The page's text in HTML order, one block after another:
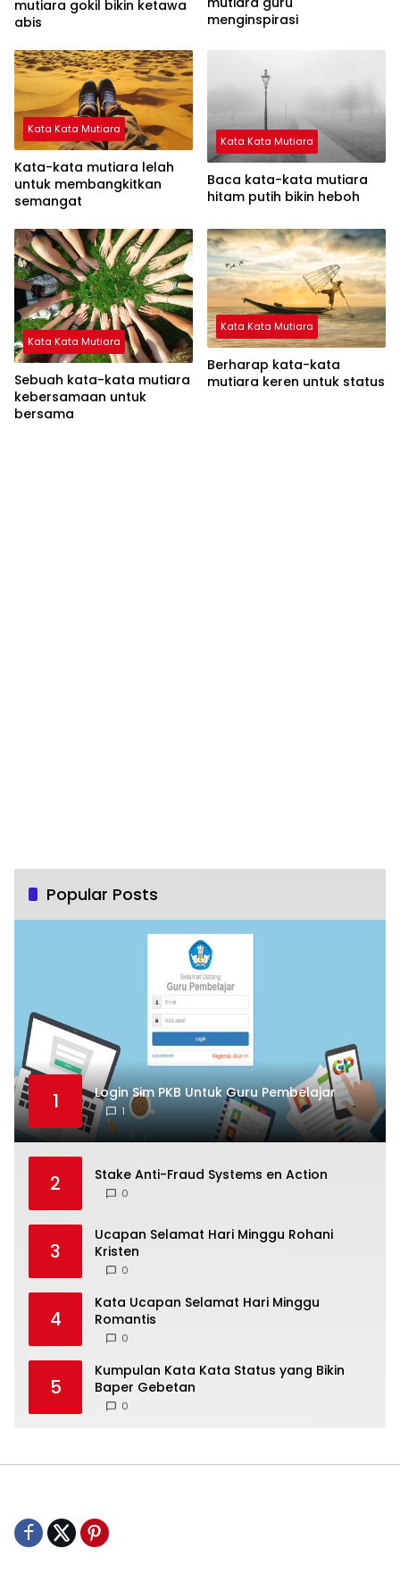
mutiara gokil bikin ketawa
abis
menginspirasi
Kata Kata Mutiara
Kata-kata mutiara lelah
untuk membangkitkan
semangat
Kata Kata Mutiara
Baca kata-kata mutiara
hitam putih bikin heboh
Kata Kata Mutiara
Sebuah kata-kata mutiara
kebersamaan untuk
bersama
Kata Kata Mutiara
Berharap kata-kata
mutiara keren untuk status
Popular Posts
1 Login Sim PKB Untuk Guru Pembelajar
1
2 Stake Anti-Fraud Systems en Action
0
3
Ucapan Selamat Hari Minggu Rohani
Kristen
0
4
Kata Ucapan Selamat Hari Minggu
Romantis
0
5
Kumpulan Kata Kata Status yang Bikin
Baper Gebetan
0